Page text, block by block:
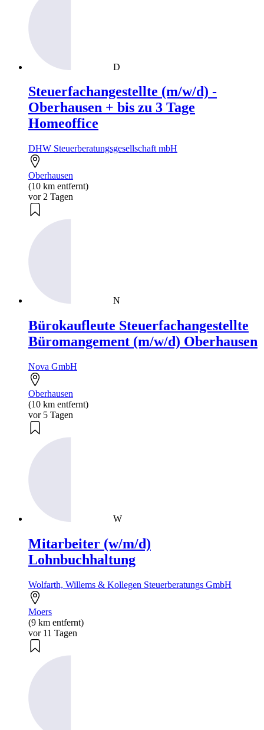
D
Steuerfachangestellte (m/w/d) -
Oberhausen + bis zu 3 Tage
Homeoffice
DHW Steuerberatungsgesellschaft mbH
Oberhausen
(10 km entfernt)
vor 2 Tagen
N
Bürokaufleute Steuerfachangestellte
Büromangement (m/w/d) Oberhausen
Nova GmbH
Oberhausen
(10 km entfernt)
vor 5 Tagen
W
Mitarbeiter (w/m/d)
Lohnbuchhaltung
Wolfarth, Willems & Kollegen Steuerberatungs GmbH
Moers
(9 km entfernt)
vor 11 Tagen